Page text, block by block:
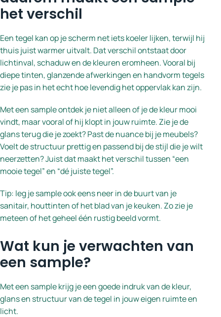
het verschil
Een tegel kan op je scherm net iets koeler lijken, terwijl hij
thuis juist warmer uitvalt. Dat verschil ontstaat door
lichtinval, schaduw en de kleuren eromheen. Vooral bij
diepe tinten, glanzende afwerkingen en handvorm tegels
zie je pas in het echt hoe levendig het oppervlak kan zijn.
Met een sample ontdek je niet alleen of je de kleur mooi
vindt, maar vooral of hij klopt in jouw ruimte. Zie je de
glans terug die je zoekt? Past de nuance bij je meubels?
Voelt de structuur prettig en passend bij de stijl die je wilt
neerzetten? Juist dat maakt het verschil tussen “een
mooie tegel” en “dé juiste tegel”.
Tip: leg je sample ook eens neer in de buurt van je
sanitair, houttinten of het blad van je keuken. Zo zie je
meteen of het geheel één rustig beeld vormt.
Wat kun je verwachten van
een sample?
Met een sample krijg je een goede indruk van de kleur,
glans en structuur van de tegel in jouw eigen ruimte en
licht.